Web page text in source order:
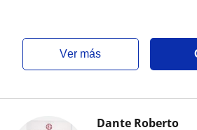
ver más
Dante Roberto